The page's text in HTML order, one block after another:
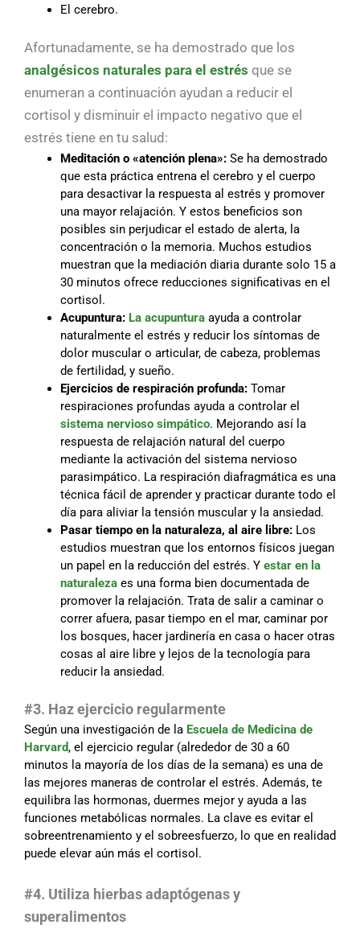
El cerebro.
Afortunadamente, se ha demostrado que los
analgésicos naturales para el estrés que se
enumeran a continuación ayudan a reducir el
cortisol y disminuir el impacto negativo que el
estrés tiene en tu salud:
Meditación o «atención plena»: Se ha demostrado
que esta práctica entrena el cerebro y el cuerpo
para desactivar la respuesta al estrés y promover
una mayor relajación. Y estos beneficios son
posibles sin perjudicar el estado de alerta, la
concentración o la memoria. Muchos estudios
muestran que la mediación diaria durante solo 15 a
30 minutos ofrece reducciones significativas en el
cortisol.
Acupuntura: La acupuntura ayuda a controlar
naturalmente el estrés y reducir los síntomas de
dolor muscular o articular, de cabeza, problemas
de fertilidad, y sueño.
Ejercicios de respiración profunda: Tomar
respiraciones profundas ayuda a controlar el
sistema nervioso simpático. Mejorando así la
respuesta de relajación natural del cuerpo
mediante la activación del sistema nervioso
parasimpático. La respiración diafragmática es una
técnica fácil de aprender y practicar durante todo el
día para aliviar la tensión muscular y la ansiedad.
Pasar tiempo en la naturaleza, al aire libre: Los
estudios muestran que los entornos físicos juegan
un papel en la reducción del estrés. Y estar en la
naturaleza es una forma bien documentada de
promover la relajación. Trata de salir a caminar o
correr afuera, pasar tiempo en el mar, caminar por
los bosques, hacer jardinería en casa o hacer otras
cosas al aire libre y lejos de la tecnología para
reducir la ansiedad.
#3. Haz ejercicio regularmente
Según una investigación de la Escuela de Medicina de
Harvard, el ejercicio regular (alrededor de 30 a 60
minutos la mayoría de los días de la semana) es una de
las mejores maneras de controlar el estrés. Además, te
equilibra las hormonas, duermes mejor y ayuda a las
funciones metabólicas normales. La clave es evitar el
sobreentrenamiento y el sobreesfuerzo, lo que en realidad
puede elevar aún más el cortisol.
#4. Utiliza hierbas adaptógenas y
superalimentos